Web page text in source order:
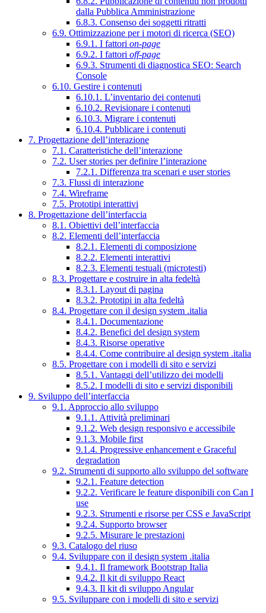
dalla Pubblica Amministrazione
6.8.3. Consenso dei soggetti ritratti
6.9. Ottimizzazione per i motori di ricerca (SEO)
6.9.1. I fattori on-page
6.9.2. I fattori off-page
6.9.3. Strumenti di diagnostica SEO: Search
Console
6.10. Gestire i contenuti
6.10.1. L’inventario dei contenuti
6.10.2. Revisionare i contenuti
6.10.3. Migrare i contenuti
6.10.4. Pubblicare i contenuti
7. Progettazione dell’interazione
7.1. Caratteristiche dell’interazione
7.2. User stories per definire l’interazione
7.2.1. Differenza tra scenari e user stories
7.3. Flussi di interazione
7.4. Wireframe
7.5. Prototipi interattivi
8. Progettazione dell’interfaccia
8.1. Obiettivi dell’interfaccia
8.2. Elementi dell’interfaccia
8.2.1. Elementi di composizione
8.2.2. Elementi interattivi
8.2.3. Elementi testuali (microtesti)
8.3. Progettare e costruire in alta fedeltà
8.3.1. Layout di pagina
8.3.2. Prototipi in alta fedeltà
8.4. Progettare con il design system .italia
8.4.1. Documentazione
8.4.2. Benefici del design system
8.4.3. Risorse operative
8.4.4. Come contribuire al design system .italia
8.5. Progettare con i modelli di sito e servizi
8.5.1. Vantaggi dell’utilizzo dei modelli
8.5.2. I modelli di sito e servizi disponibili
9. Sviluppo dell’interfaccia
9.1. Approccio allo sviluppo
9.1.1. Attività preliminari
9.1.2. Web design responsivo e accessibile
9.1.3. Mobile first
9.1.4. Progressive enhancement e Graceful
degradation
9.2. Strumenti di supporto allo sviluppo del software
9.2.1. Feature detection
9.2.2. Verificare le feature disponibili con Can I
use
9.2.3. Strumenti e risorse per CSS e JavaScript
9.2.4. Supporto browser
9.2.5. Misurare le prestazioni
9.3. Catalogo del riuso
9.4. Sviluppare con il design system .italia
9.4.1. Il framework Bootstrap Italia
9.4.2. Il kit di sviluppo React
9.4.3. Il kit di sviluppo Angular
9.5. Sviluppare con i modelli di sito e servizi